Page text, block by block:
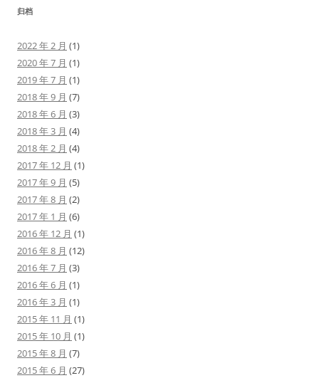
归档
2022 年 2 月 (1)
2020 年 7 月 (1)
2019 年 7 月 (1)
2018 年 9 月 (7)
2018 年 6 月 (3)
2018 年 3 月 (4)
2018 年 2 月 (4)
2017 年 12 月 (1)
2017 年 9 月 (5)
2017 年 8 月 (2)
2017 年 1 月 (6)
2016 年 12 月 (1)
2016 年 8 月 (12)
2016 年 7 月 (3)
2016 年 6 月 (1)
2016 年 3 月 (1)
2015 年 11 月 (1)
2015 年 10 月 (1)
2015 年 8 月 (7)
2015 年 6 月 (27)